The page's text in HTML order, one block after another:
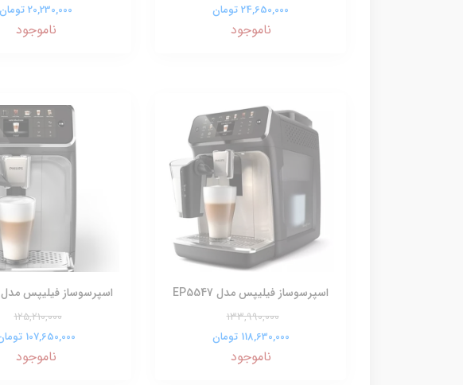
24,650,000 تومان
ناموجود
20,230,000 تومان
ناموجود
اسپرسوساز فیلیپس مدل EP5547
133,990,000
118,630,000 تومان
ناموجود
اسپرسوساز فیلیپس مدل EP4446
125,210,000
107,650,000 تومان
ناموجود